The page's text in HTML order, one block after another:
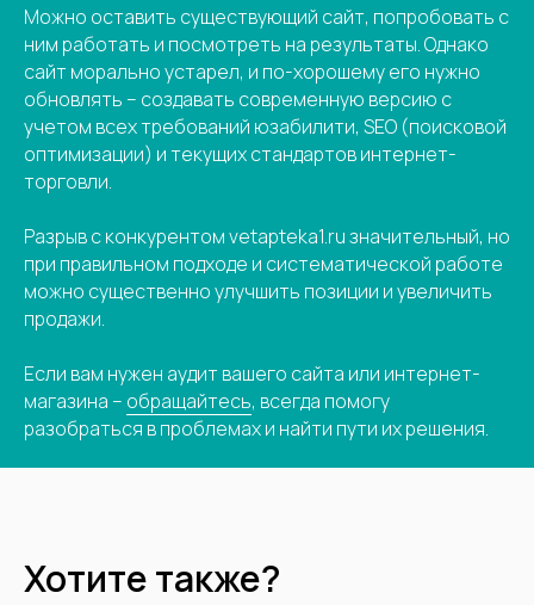
Можно оставить существующий сайт, попробовать с
ним работать и посмотреть на результаты. Однако
сайт морально устарел, и по-хорошему его нужно
обновлять – создавать современную версию с
учетом всех требований юзабилити, SEO (поисковой
оптимизации) и текущих стандартов интернет-
торговли.
Разрыв с конкурентом vetapteka1.ru значительный, но
при правильном подходе и систематической работе
можно существенно улучшить позиции и увеличить
продажи.
Если вам нужен аудит вашего сайта или интернет-
магазина – обращайтесь, всегда помогу
разобраться в проблемах и найти пути их решения.
Хотите также?
ИНН: 772902422216
ОГРНИП: 317774613700442
© 2023-2026 Все права защищены
Политика в отношении обработки
персональных данных